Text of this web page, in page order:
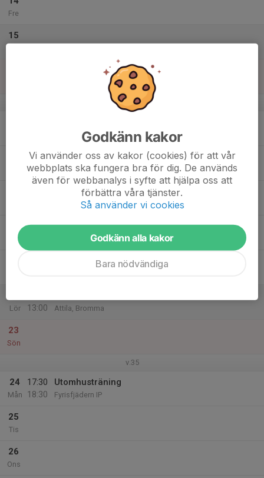
Fre
15
v.34
Fyrisfjädern IP
Tor
Lör
13:00
Attila, Bromma
23
Sön
v.35
24
Mån
17:30
18:30
Utomhusträning
Fyrisfjädern IP
25
Tis
26
Ons
Godkänn kakor
Vi använder oss av kakor (cookies) för att vår
webbplats ska fungera bra för dig. De används
även för webbanalys i syfte att hjälpa oss att
förbättra våra tjänster.
Så använder vi cookies
Godkänn alla kakor
Bara nödvändiga